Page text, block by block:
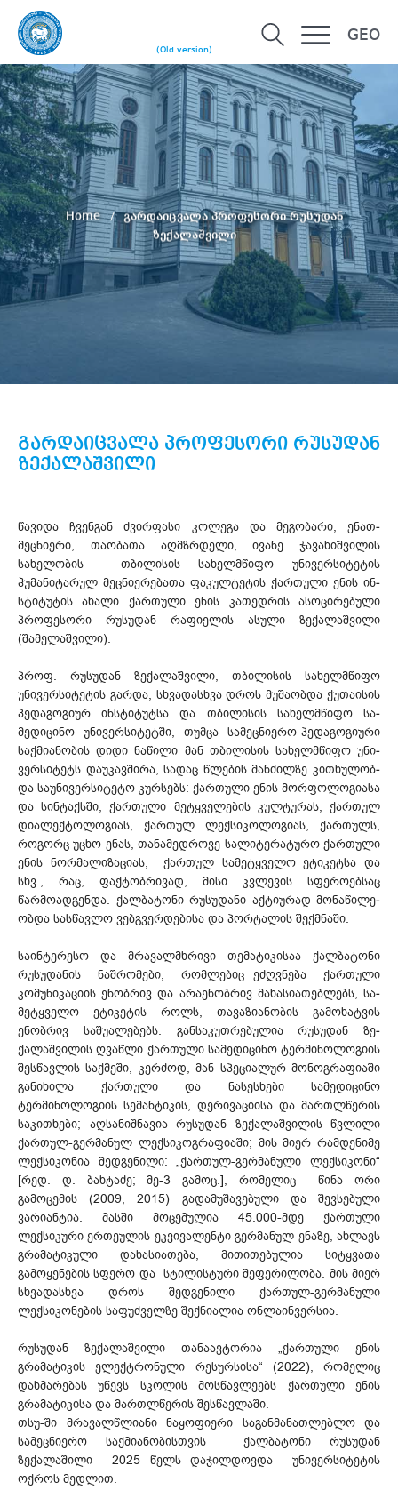
(Old version)
GEO
Home
გარდაიცვალა პროფესორი რუსუდან
ზექალაშვილი
გარდაიცვალა პროფესორი რუსუდან
ზექალაშვილი
წავიდა ჩვენგან ძვირფასი კოლეგა და მეგობარი, ენათ­­
მეცნიერი, თაობათა აღმზრდელი, ივანე ჯავახიშვილის
სახელობის თბილისის სახელმწიფო უნივერსიტეტის
ჰუმანიტარულ მეცნიერებათა ფაკულტეტის ქართული ენის ინ­
სტიტუტის ახალი ქართული ენის კათედრის ასოცირებული
პროფესორი რუსუდან რა­ფი­ელის ასული ზექალა­შვი­ლი
(შამელაშვილი).
პროფ. რუსუდან ზე­ქალაშვილი, თბილისის სახელმწიფო
უნივერსიტეტის გარდა, სხვა­და­სხვა დროს მუშაობდა ქუთაისის
პედაგო­გიურ ინ­სტი­­ტუტსა და თბილისის სახელმწიფო სა­
მედიცინო უნივერსიტეტში, თუმცა სა­მეც­ნიერო-პედაგოგიური
საქმიანობის დიდი ნაწილი მან თბილისის სახელმწიფო უნი­
ვერ­სიტეტს დაუ­კავ­შირა, სადაც წლების მანძილზე კითხუ­ლობ­
და საუნივერსიტეტო კურსებს: ქართული ენის მორფოლოგიასა
და სინ­ტაქსში, ქარ­თული მეტყველების კულტურას, ქარ­თულ
დიალექ­ტოლოგიას, ქარ­თულ ლექსიკოლოგიას, ქართულს,
როგორც უცხო ენას, თა­ნა­მედ­როვე სალიტე­რა­ტუ­რო ქართული
ენის ნორმა­ლი­ზა­ციას, ქართულ სამეტყველო ეტიკეტსა და
სხვ., რაც, ფაქტობრივად, მისი კვლევის სფეროებსაც
წარმოადგენდა. ქალბატონი რუსუდანი აქტიურად მონაწი­ლე­
ობდა სასწავლო ვებ­გვერ­დებისა და პორტალის შექმნაში.
საინტერესო და მრავალმხრივი თემატიკისაა ქალბატონი
რუსუდანის ნაშრომები, რომ­­ლე­­ბიც ეძღვნება ქართული
კომუნიკაციის ენობრივ და არაენობრივ მახასიათებლებს, სა­
მეტ­­ყველო ეტიკეტის როლს, თავაზიანობის გამოხატვის
ენობრივ საშუალებებს. გან­საკუთ­რე­ბუ­ლია რუ­სუდან ზე­
ქალაშვილის ღვაწლი ქართული სამედიცინო ტერ­მი­ნო­ლო­გიის
შესწავლის საქმეში, კერძოდ, მან სპეციალურ მონოგრაფიაში
განიხილა ქართული და ნასესხები სამე­დიცინო
ტერმინოლოგიის სემანტიკის, დერივაციისა და მართლწერის
სა­კითხები; აღსანიშ­ნა­ვია რუსუდან ზექალაშვილის წვლილი
ქართულ-გერმანულ ლექსიკოგრაფიაში; მის მიერ რამდენიმე
ლექ­სიკონია შედგენილი: „ქართულ-გერმანული ლექსიკონი“
[რედ. დ. ბახტაძე; მე-3 გამოც.], რო­მელიც წინა ორი
გამოცემის (2009, 2015) გადამუშავებული და შევსებული
ვარიანტია. მას­ში მოცემულია 45.000-მდე ქართული
ლექსიკური ერთე­ულის ეკვივალენტი გერმანულ ენაზე, ახლავს
გრამატიკული დახასიათება, მითითებულია სიტყვათა
გამოყენების სფერო და სტი­ლის­ტური შეფერილობა. მის მიერ
სხვადასხვა დროს შედგენილი ქართულ-გერმანული
ლექსიკონების საფუძველზე შექნიალია ონლაინვერსია.
რუსუდან ზექალაშვილი თანაავტორია „ქართული ენის
გრამატიკის ელექტრონული რესურსისა“ (2022), რომელიც
დახმარებას უწევს სკოლის მოს­წავ­ლეებს ქართული ენის
გრამატიკისა და მართლწერის შესწავლაში.
თსუ-ში მრავალწლიანი ნაყოფიერი საგანმანათლებლო და
სამეცნიერო საქმიანობისთვის ქალბატონი რუსუდან
ზექალაშილი 2025 წელს დაჯილდოვდა უნივერსიტეტის
ოქროს მედლით.